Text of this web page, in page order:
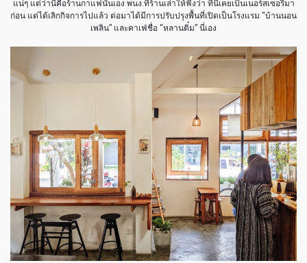
แน่ๆ แต่ว่านี่คือร้านกาแฟนั่นเอง พนง.ที่ร้านเล่าให้ฟังว่า ที่นี่เคยเป็นเนอร์สเซอรี่มา
ก่อน แต่ได้เลิกกิจการไปแล้ว ต่อมาได้มีการปรับปรุงพื้นที่เปิดเป็นโรงแรม “บ้านนอน
เพลิน” และคาเฟ่ชื่อ “หลานติ๋ม” นี่เอง